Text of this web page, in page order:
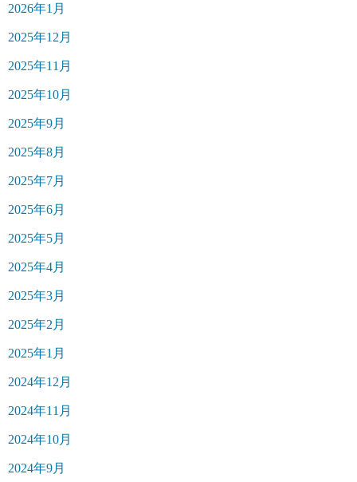
2026年1月
2025年12月
2025年11月
2025年10月
2025年9月
2025年8月
2025年7月
2025年6月
2025年5月
2025年4月
2025年3月
2025年2月
2025年1月
2024年12月
2024年11月
2024年10月
2024年9月